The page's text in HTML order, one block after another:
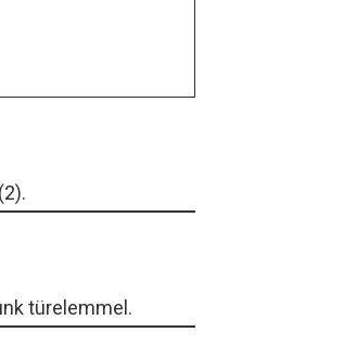
türelemmel.